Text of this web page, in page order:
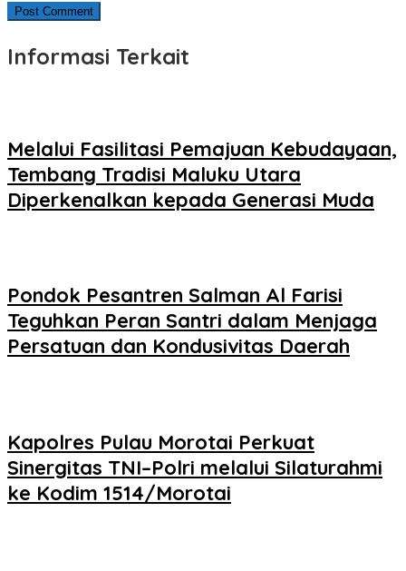
Informasi Terkait
Melalui Fasilitasi Pemajuan Kebudayaan,
Tembang Tradisi Maluku Utara
Diperkenalkan kepada Generasi Muda
Pondok Pesantren Salman Al Farisi
Teguhkan Peran Santri dalam Menjaga
Persatuan dan Kondusivitas Daerah
Kapolres Pulau Morotai Perkuat
Sinergitas TNI–Polri melalui Silaturahmi
ke Kodim 1514/Morotai